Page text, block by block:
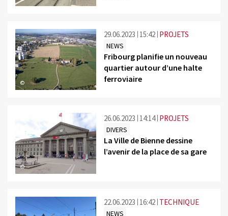
©
29.06.2023 15:42 PROJETS
NEWS
Fribourg planifie un nouveau
quartier autour d’une halte
ferroviaire
©
26.06.2023 14:14 PROJETS
DIVERS
La Ville de Bienne dessine
l’avenir de la place de sa gare
22.06.2023 16:42 TECHNIQUE
NEWS